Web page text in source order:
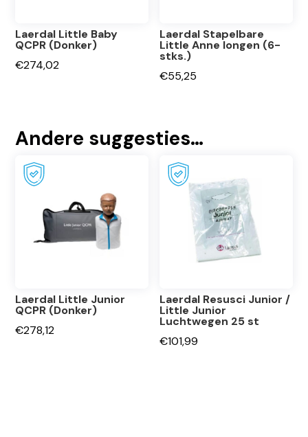
Laerdal Little Baby
QCPR (Donker)
€274,02
Laerdal Stapelbare
Little Anne longen (6-
stks.)
€55,25
Andere suggesties…
Laerdal Little Junior
QCPR (Donker)
€278,12
Laerdal Resusci Junior /
Little Junior
Luchtwegen 25 st
€101,99